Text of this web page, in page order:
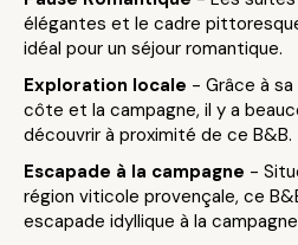
élégantes et le cadre
idéal pour un séjour romantique.
Exploration locale - Grâce à
côte et la campagne, il y a
découvrir à proximité de ce B&B.
Escapade à la campagne -
région viticole provençale, ce
escapade idyllique à la